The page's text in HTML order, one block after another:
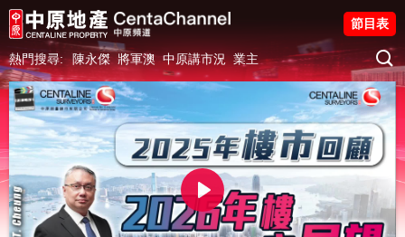
熱門搜尋: 陳永傑 將軍澳 中原講市況 業主
節目表
Play